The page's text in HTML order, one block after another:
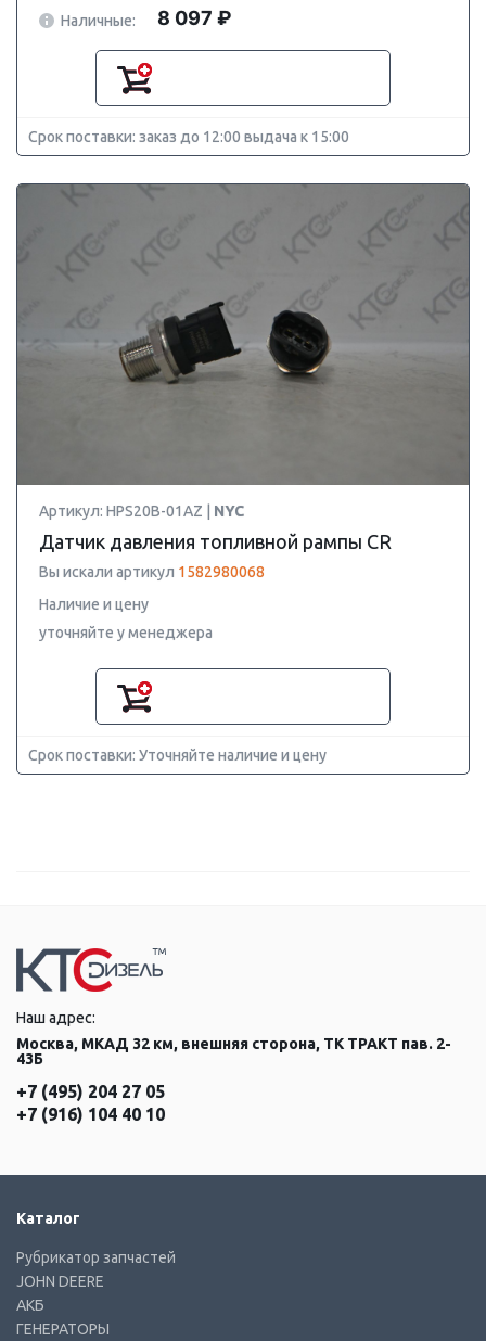
Наличные:
8 097 ₽
Срок поставки: заказ до 12:00 выдача к 15:00
Артикул: HPS20B-01AZ | NYC
Датчик давления топливной рампы CR
Вы искали артикул 1582980068
Наличие и цену
уточняйте у менеджера
Срок поставки: Уточняйте наличие и цену
Наш адрес:
Москва, МКАД 32 км, внешняя сторона, ТК ТРАКТ пав. 2-
43Б
+7 (495) 204 27 05
+7 (916) 104 40 10
Каталог
Рубрикатор запчастей
JOHN DEERE
АКБ
ГЕНЕРАТОРЫ